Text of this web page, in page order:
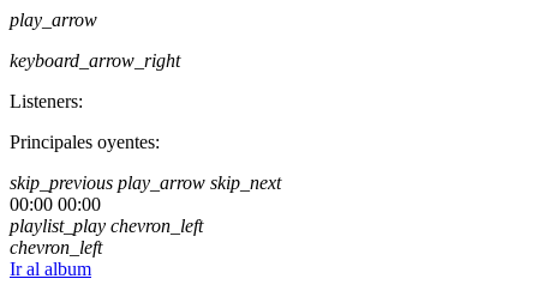
play_arrow
keyboard_arrow_right
Listeners:
Principales oyentes:
skip_previous play_arrow skip_next
00:00 00:00
playlist_play chevron_left
chevron_left
Ir al album